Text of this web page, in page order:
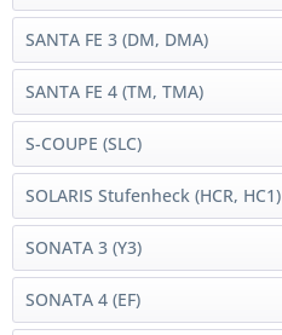
SANTA FE 3 (DM, DMA)
SANTA FE 4 (TM, TMA)
S-COUPE (SLC)
SOLARIS Stufenheck (HCR, HC1)
SONATA 3 (Y3)
SONATA 4 (EF)